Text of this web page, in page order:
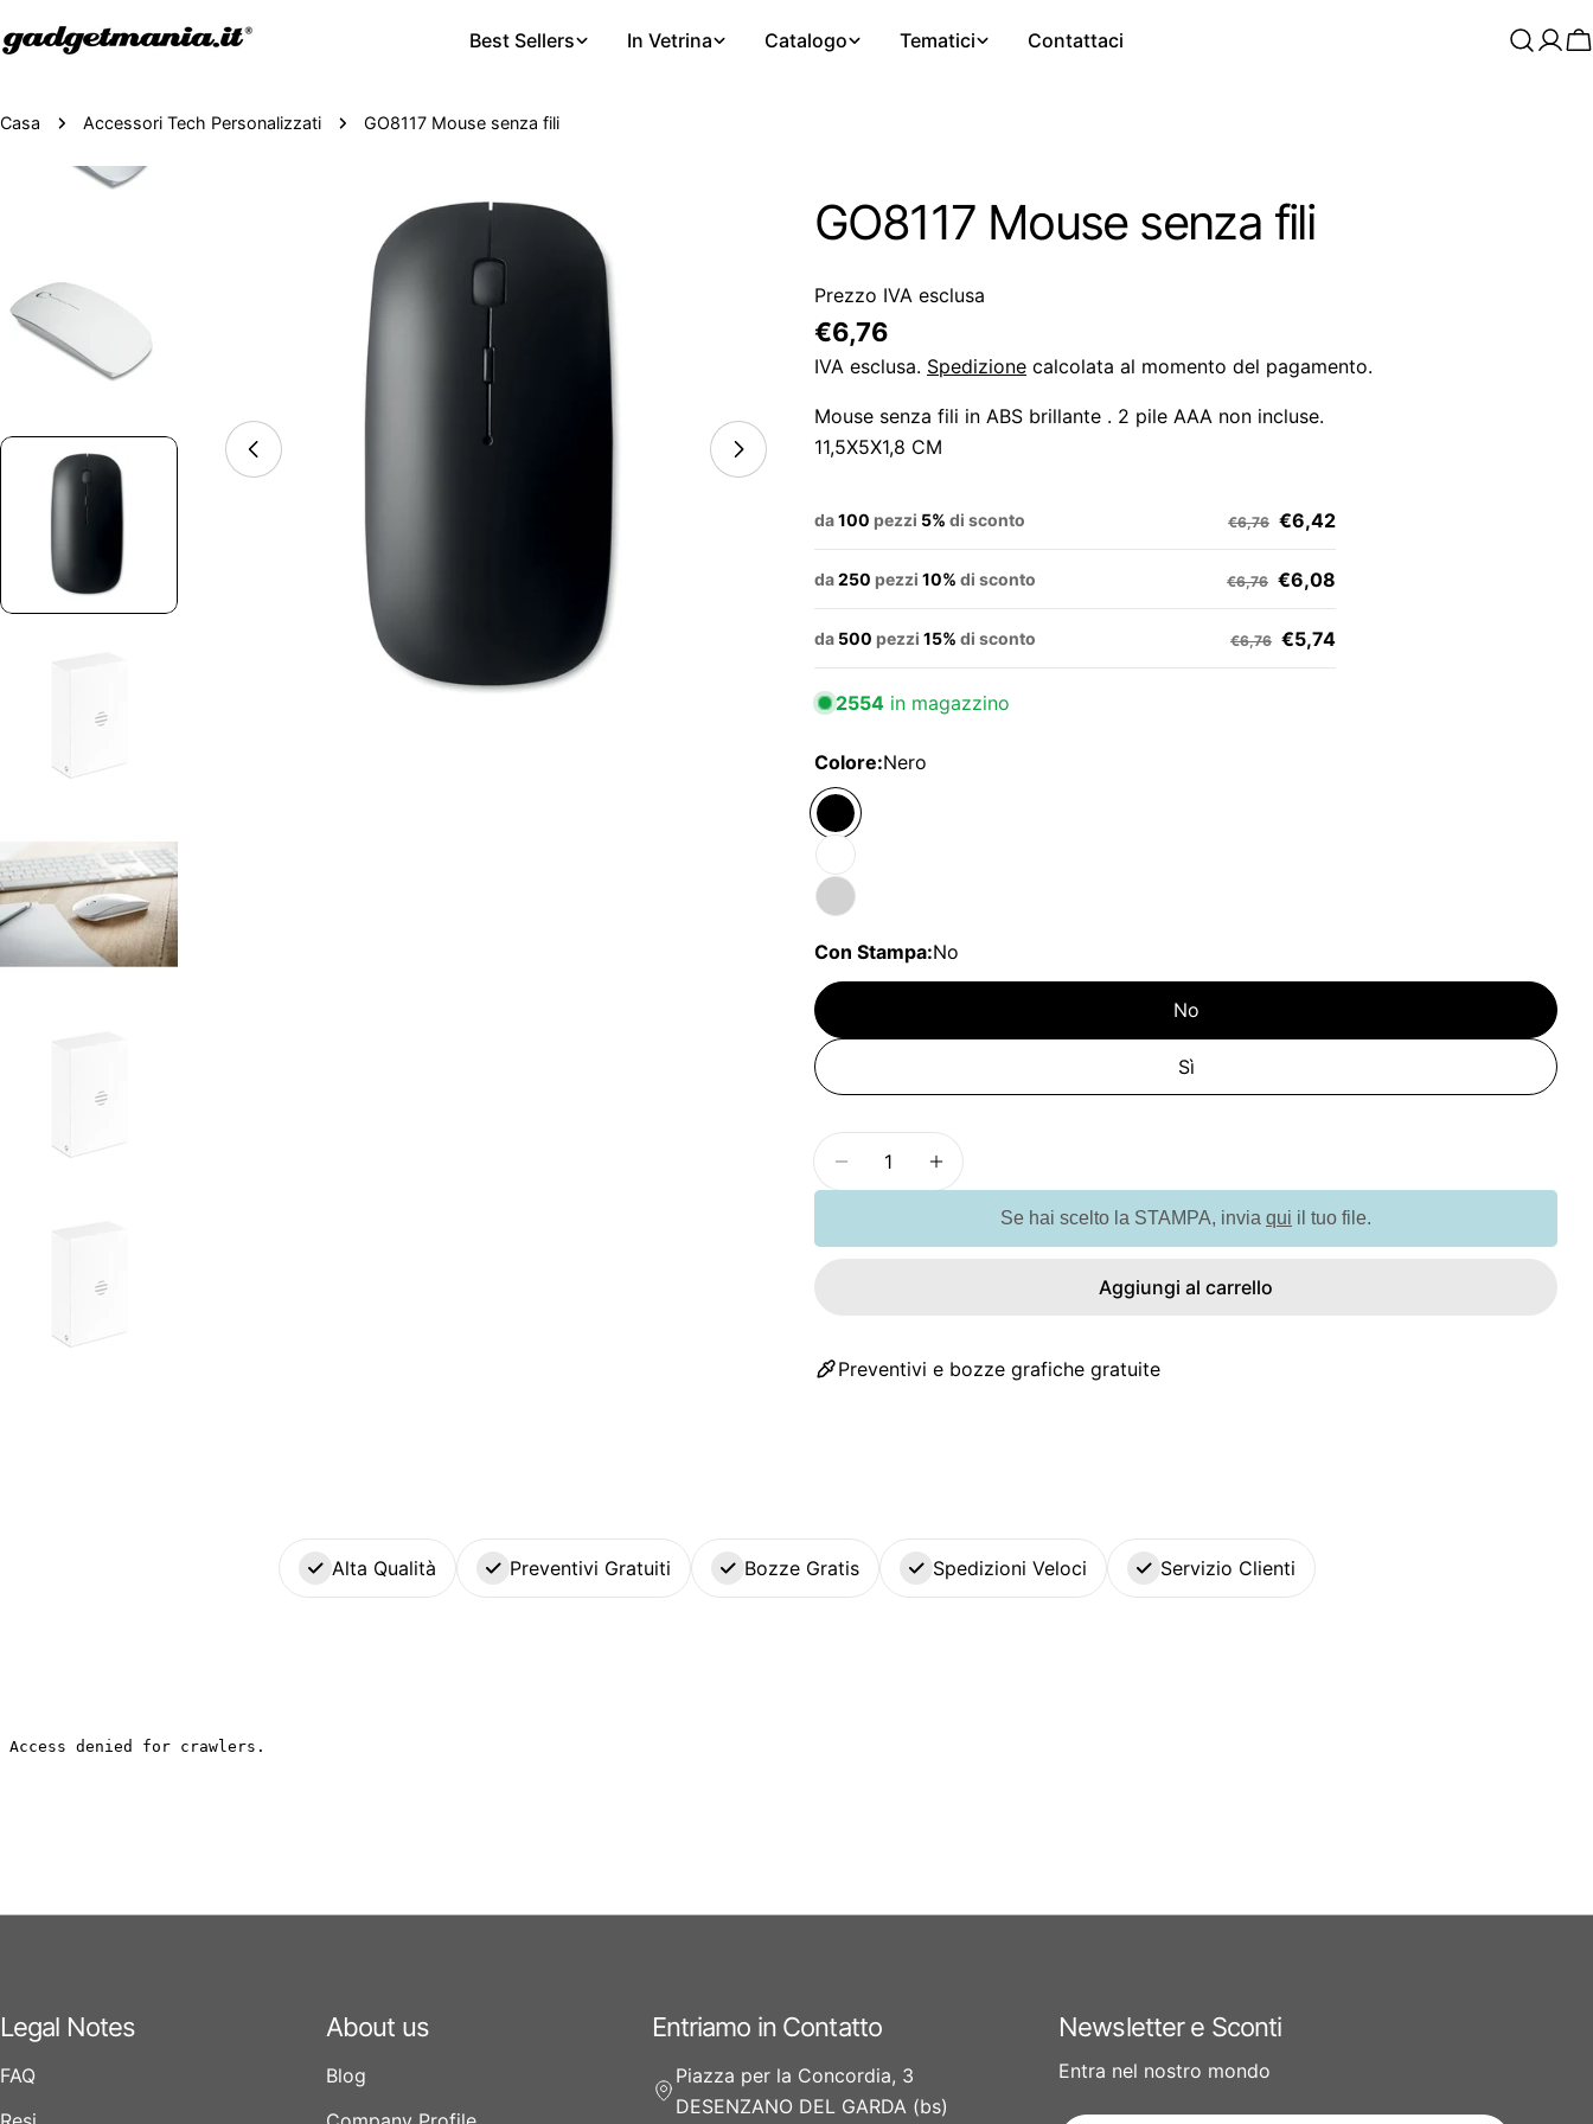
Best Sellers In Vetrina Catalogo Tematici Contattaci
Casa Accessori Tech Personalizzati GO8117 Mouse senza fili
GO8117 Mouse senza fili
Prezzo IVA esclusa
Prezzo
regolare
€6,76
IVA esclusa. Spedizione calcolata al momento del pagamento.
Mouse senza fili in ABS brillante . 2 pile AAA non incluse.
11,5X5X1,8 CM
da100 pezzi 5% di sconto €6,76 €6,42
da250 pezzi 10% di sconto €6,76 €6,08
da 500 pezzi 15% di sconto €6,76 €5,74
2554 in magazzino
Colore:Nero
Con Stampa:No
No
Sì
Diminuisci la quantità per GO8117 Mouse senza fili
Aumenta la quantità per GO8117 Mouse senza fili
Se hai scelto la STAMPA, invia qui il tuo file.
Aggiungi al carrello
Preventivi e bozze grafiche gratuite
Alta Qualità Preventivi Gratuiti Bozze Gratis Spedizioni Veloci Servizio Clienti
Legal Notes
FAQ
About us
Blog
Entriamo in Contatto
Piazza per la Concordia, 3
DESENZANO DEL GARDA (bs)
Newsletter e Sconti
Entra nel nostro mondo